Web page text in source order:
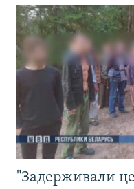
"Задерживали